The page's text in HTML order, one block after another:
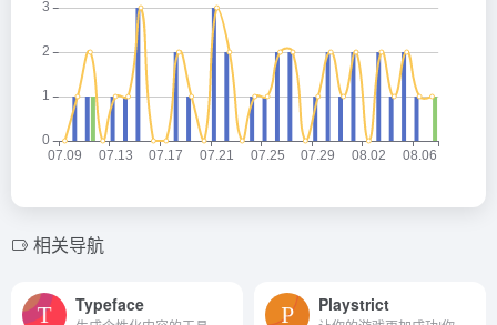
相关导航
Typeface Playstrict